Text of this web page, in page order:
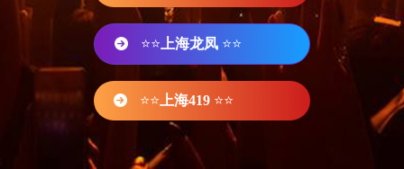
⭐⭐ 上海龙凤 ⭐⭐
⭐⭐ 上海419 ⭐⭐